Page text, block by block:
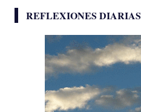
REFLEXIONES DIARIAS